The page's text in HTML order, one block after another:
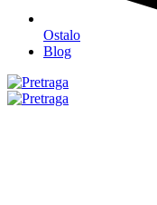
Ostalo
Blog